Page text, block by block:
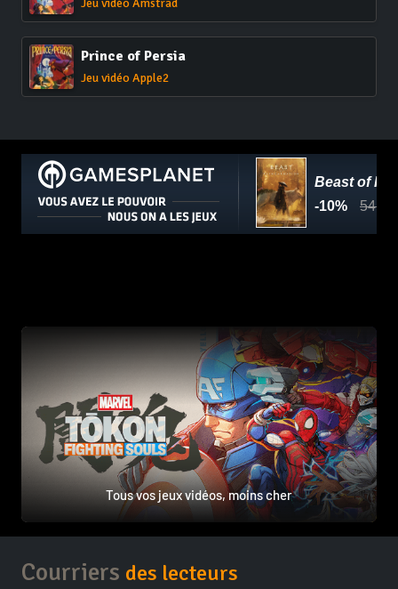
Prince of Persia
Jeu vidéo Apple2
Tous vos jeux vidéos, moins cher
Courriers des lecteurs